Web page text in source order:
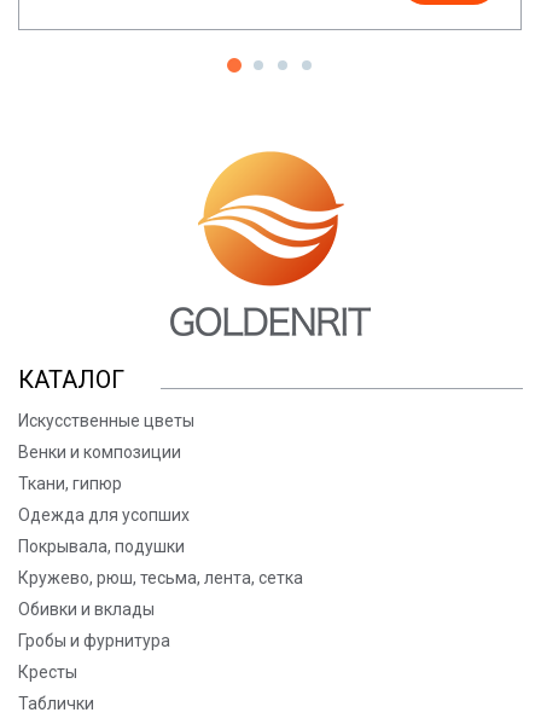
КАТАЛОГ
Искусственные цветы
Венки и композиции
Ткани, гипюр
Одежда для усопших
Покрывала, подушки
Кружево, рюш, тесьма, лента, сетка
Обивки и вклады
Гробы и фурнитура
Кресты
Таблички